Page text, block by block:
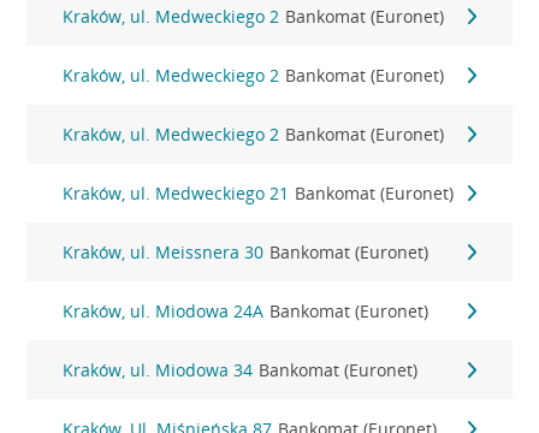
Kraków, ul. Medweckiego 2 Bankomat (Euronet)
Kraków, ul. Medweckiego 2 Bankomat (Euronet)
Kraków, ul. Medweckiego 2 Bankomat (Euronet)
Kraków, ul. Medweckiego 21 Bankomat (Euronet)
Kraków, ul. Meissnera 30 Bankomat (Euronet)
Kraków, ul. Miodowa 24A Bankomat (Euronet)
Kraków, ul. Miodowa 34 Bankomat (Euronet)